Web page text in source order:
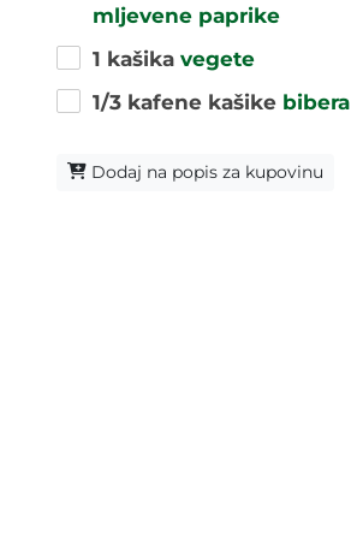
mljevene paprike
1 kašika vegete
1/3 kafene kašike bibera
Dodaj na popis za kupovinu